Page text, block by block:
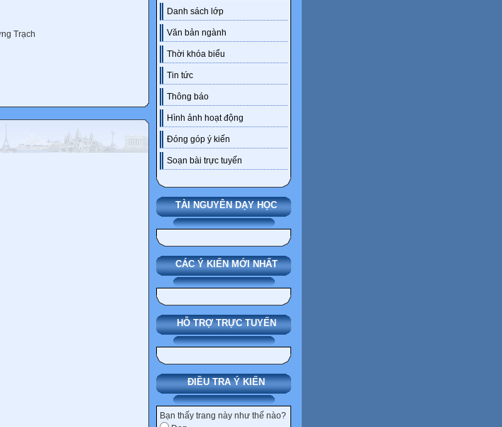
Danh sách lớp
Văn bản ngành
Thời khóa biểu
Tin tức
Thông báo
Hình ảnh hoạt động
Đóng góp ý kiến
Soạn bài trực tuyến
TÀI NGUYÊN DẠY HỌC
CÁC Ý KIẾN MỚI NHẤT
HỖ TRỢ TRỰC TUYẾN
ĐIỀU TRA Ý KIẾN
Bạn thấy trang này như thế nào?
Trạch